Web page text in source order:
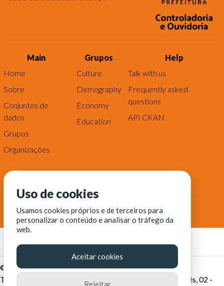
Main
Home
Sobre
Conjuntos de
dados
Grupos
Organizações
Grupos
Culture
Demography
Economy
Education
Help
Talk with us
Frequently asked
questions
API CKAN
© Fortaleza Digital || CITINOVA - Fundação de Ciência,
Tecnologia e Inovação de Fortaleza - Rua dos Tremembés, 02 -
Uso de cookies
Usamos cookies próprios e de terceiros para
personalizar o conteúdo e analisar o tráfego da
web.
Aceitar cookies
Rejeitar